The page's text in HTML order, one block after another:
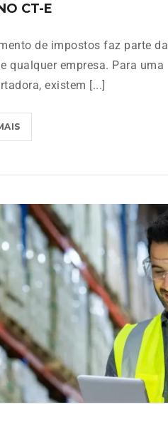
CT-E
de impostos faz parte da
qualquer empresa. Para uma
existem [...]